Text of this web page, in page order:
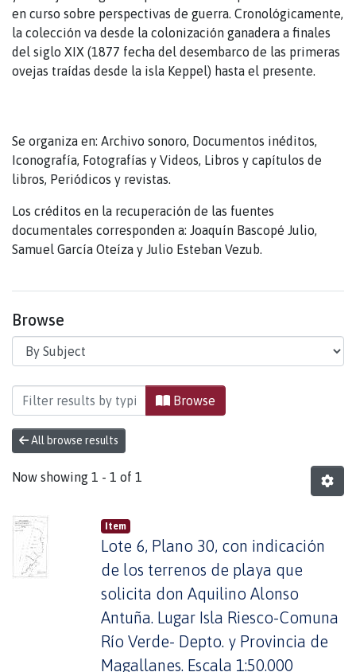
en curso sobre perspectivas de guerra. Cronológicamente,
la colección va desde la colonización ganadera a finales
del siglo XIX (1877 fecha del desembarco de las primeras
ovejas traídas desde la isla Keppel) hasta el presente.
Se organiza en: Archivo sonoro, Documentos inéditos,
Iconografía, Fotografías y Videos, Libros y capítulos de
libros, Periódicos y revistas.
Los créditos en la recuperación de las fuentes
documentales corresponden a: Joaquín Bascopé Julio,
Samuel García Oteíza y Julio Esteban Vezub.
Browse
Browsing Área del Fuego by Subject "Aquilino
Browse
All browse results
Now showing 1 - 1 of 1
Item
Lote 6, Plano 30, con indicación
de los terrenos de playa que
solicita don Aquilino Alonso
Antuña. Lugar Isla Riesco-Comuna
Río Verde- Depto. y Provincia de
Magallanes. Escala 1:50.000